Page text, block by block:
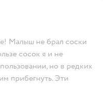
Малыш не брал соски
сосок я и не
но в редких
прибегнуть. Эти